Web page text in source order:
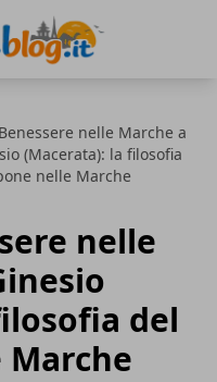
nelle Marche a
(Macerata): la filosofia
nelle Marche
nelle
del
Marche